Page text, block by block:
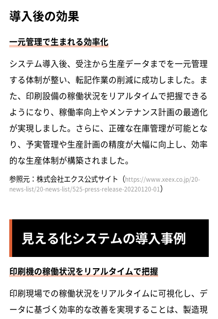
導入後の効果
一元管理で生まれる効率化
システム導入後、受注から生産データまでを一元管理
する体制が整い、転記作業の削減に成功しました。ま
た、印刷設備の稼働状況をリアルタイムで把握できる
ようになり、稼働率向上やメンテナンス計画の最適化
が実現しました。さらに、正確な在庫管理が可能とな
り、予実管理や生産計画の精度が大幅に向上し、効率
的な生産体制が構築されました。
参照元：株式会社エクス公式サイト（https://www.xeex.co.jp/20-
news-list/20-news-list/525-press-release-20220120-01）
見える化システムの導入事例
印刷機の稼働状況をリアルタイムで把握
印刷現場での稼働状況をリアルタイムに可視化し、デ
ータに基づく効率的な改善を実現することは、製造現